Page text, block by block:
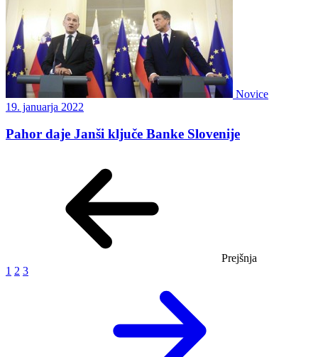
Novice
19. januarja 2022
Pahor daje Janši ključe Banke Slovenije
Prejšnja
1 2 3